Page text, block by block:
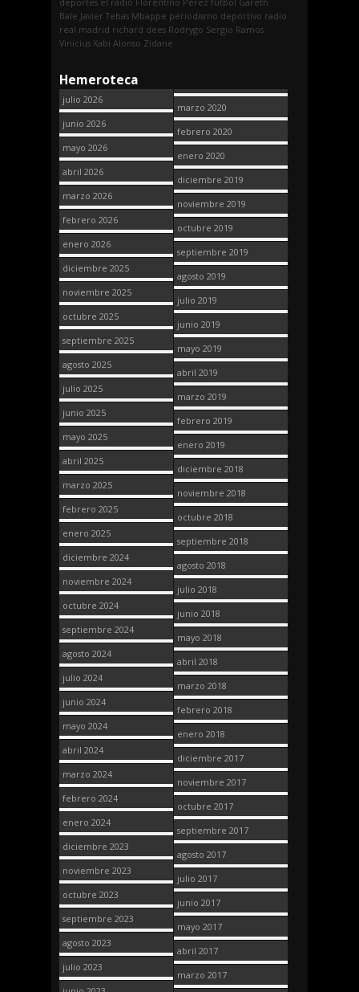
Bale Javier Tebas Mbappe periodismo deportivo radio
real madrid richard dees Rodrygo Sergio Ramos
Vinicius Xabi Alonso Zidane
Hemeroteca
julio 2026
junio 2026
mayo 2026
abril 2026
marzo 2026
febrero 2026
enero 2026
diciembre 2025
noviembre 2025
octubre 2025
septiembre 2025
agosto 2025
julio 2025
junio 2025
mayo 2025
abril 2025
marzo 2025
febrero 2025
enero 2025
diciembre 2024
noviembre 2024
octubre 2024
septiembre 2024
agosto 2024
julio 2024
junio 2024
mayo 2024
abril 2024
marzo 2024
febrero 2024
enero 2024
diciembre 2023
noviembre 2023
octubre 2023
septiembre 2023
agosto 2023
julio 2023
marzo 2020
febrero 2020
enero 2020
diciembre 2019
noviembre 2019
octubre 2019
septiembre 2019
agosto 2019
julio 2019
junio 2019
mayo 2019
abril 2019
marzo 2019
febrero 2019
enero 2019
diciembre 2018
noviembre 2018
octubre 2018
septiembre 2018
agosto 2018
julio 2018
junio 2018
mayo 2018
abril 2018
marzo 2018
febrero 2018
enero 2018
diciembre 2017
noviembre 2017
octubre 2017
septiembre 2017
agosto 2017
julio 2017
junio 2017
mayo 2017
abril 2017
marzo 2017